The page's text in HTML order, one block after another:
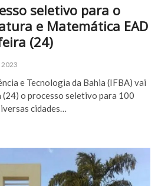
seletivo para o
e Matemática EAD
(24)
e Tecnologia da Bahia (IFBA) vai
o processo seletivo para 100
cidades…